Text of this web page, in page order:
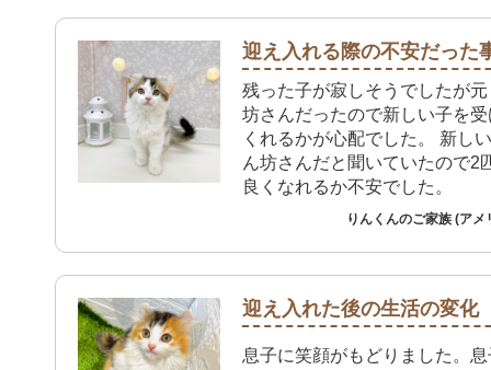
迎え入れる際の不安だった
残った子が寂しそうでしたが
坊さんだったので新しい子を
くれるかが心配でした。 新し
ん坊さんだと聞いていたので2
良くなれるか不安でした。
りんくんのご家族 (アメ
迎え入れた後の生活の変化
息子に笑顔がもどりました。